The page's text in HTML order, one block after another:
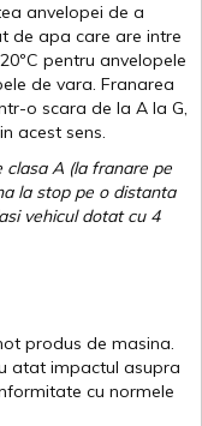
anvelopei de a
de apa care are intre
pentru anvelopele
de vara. Franarea
o scara de la A la G,
acest sens.
clasa A (la franare pe
la stop pe o distanta
vehicul dotat cu 4
produs de masina.
atat impactul asupra
cu normele